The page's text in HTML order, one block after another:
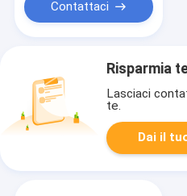
Contattaci
Risparmia
Lasciaci
te.
Dai il